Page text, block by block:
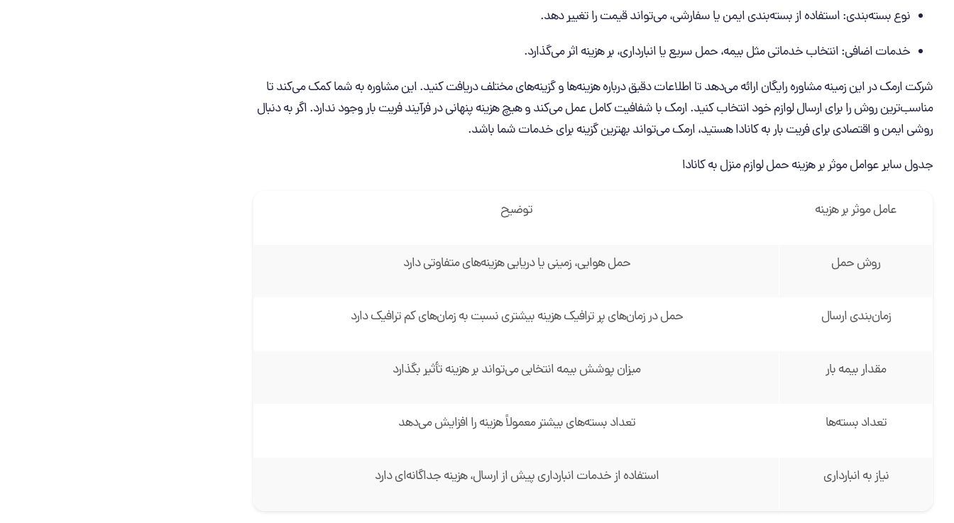
نوع بسته‌بندی: استفاده از بسته‌بندی ایمن یا سفارشی، می‌تواند قیمت را تغییر دهد.
خدمات اضافی: انتخاب خدماتی مثل بیمه، حمل سریع یا انبارداری، بر هزینه اثر می‌گذارد.
شرکت ارمک در این زمینه مشاوره رایگان ارائه می‌دهد تا اطلاعات دقیق درباره هزینه‌ها و گزینه‌های مختلف دریافت کنید. این مشاوره به شما کمک می‌کند تا
مناسب‌ترین روش را برای ارسال لوازم خود انتخاب کنید. ارمک با شفافیت کامل عمل می‌کند و هیچ هزینه پنهانی در فرآیند فریت بار وجود ندارد. اگر به دنبال
روشی ایمن و اقتصادی برای فریت بار به کانادا هستید، ارمک می‌تواند بهترین گزینه برای خدمات شما باشد.
جدول سایر عوامل موثر بر هزینه حمل لوازم منزل به کانادا
عامل موثر بر هزینه توضیح
روش حمل حمل هوایی، زمینی یا دریایی هزینه‌های متفاوتی دارد
زمان‌بندی ارسال حمل در زمان‌های پر ترافیک هزینه بیشتری نسبت به زمان‌های کم ‌ترافیک دارد
مقدار بیمه بار میزان پوشش بیمه انتخابی می‌تواند بر هزینه تأثیر بگذارد
تعداد بسته‌ها تعداد بسته‌های بیشتر معمولاً هزینه را افزایش می‌دهد
نیاز به انبارداری استفاده از خدمات انبارداری پیش از ارسال، هزینه جداگانه‌ای دارد